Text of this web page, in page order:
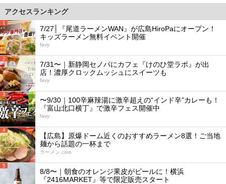
アクセスランキング
1
7/27│『尾道ラーメンWAN』が広島HiroPaにオープン！
キッズラーメン無料イベント開催
favy
2
7/31〜｜新静岡セノバにカフェ『けのひ堂ラボ』が出
店！濃厚クロックムッシュにスイーツも
favy
3
〜9/30｜100辛麻辣湯に激辛超えの“インド辛”カレーも！
『富山北口横丁』で激辛フェス開催中
favy
4
【広島】原爆ドーム近くのおすすめラーメン8選！ご当地
麺から話題の一杯まで
ラーメン.com
5
8/8〜｜朝食のオレンジ果皮がビールに！横浜
『2416MARKET』等で限定販売スタート